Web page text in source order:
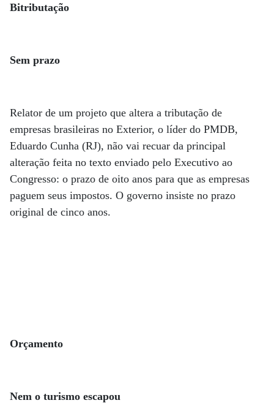
Bitributação
Sem prazo
Relator de um projeto que altera a tributação de
empresas brasileiras no Exterior, o líder do PMDB,
Eduardo Cunha (RJ), não vai recuar da principal
alteração feita no texto enviado pelo Executivo ao
Congresso: o prazo de oito anos para que as empresas
paguem seus impostos. O governo insiste no prazo
original de cinco anos.
Orçamento
Nem o turismo escapou